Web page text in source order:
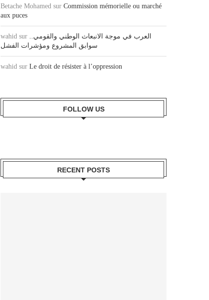
Betache Mohamed sur Commission mémorielle ou marché
aux puces
wahid sur العرب في موجة الانبعاث الوطني والقومي..
سوابق المشروع ومؤشرات الفشل
wahid sur Le droit de résister à l’oppression
FOLLOW US
RECENT POSTS